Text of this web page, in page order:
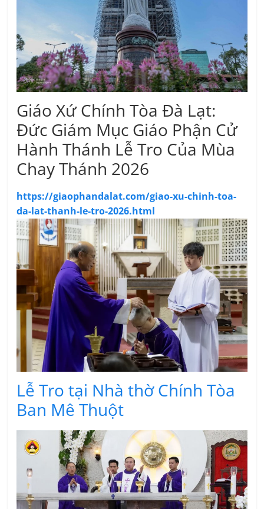
Giáo Xứ Chính Tòa Đà Lạt:
Đức Giám Mục Giáo Phận Cử
Hành Thánh Lễ Tro Của Mùa
Chay Thánh 2026
https://giaophandalat.com/giao-xu-chinh-toa-
da-lat-thanh-le-tro-2026.html
Lễ Tro tại Nhà thờ Chính Tòa
Ban Mê Thuột